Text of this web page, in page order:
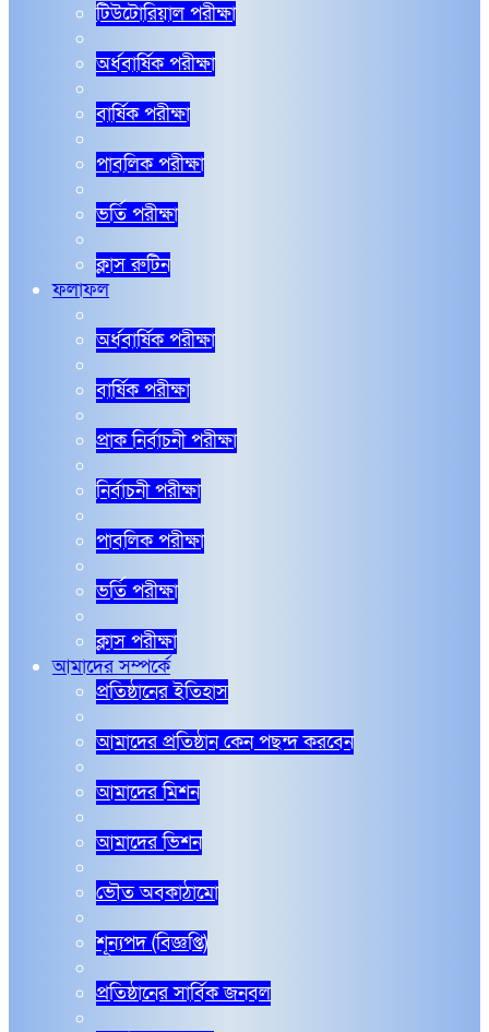
টিউটোরিয়াল পরীক্ষা
অর্ধবার্ষিক পরীক্ষা
বার্ষিক পরীক্ষা
পাবলিক পরীক্ষা
ভর্তি পরীক্ষা
ক্লাস রুটিন
ফলাফল
অর্ধবার্ষিক পরীক্ষা
বার্ষিক পরীক্ষা
প্রাক নির্বাচনী পরীক্ষা
নির্বাচনী পরীক্ষা
পাবলিক পরীক্ষা
ভর্তি পরীক্ষা
ক্লাস পরীক্ষা
আমাদের সম্পর্কে
প্রতিষ্ঠানের ইতিহাস
আমাদের প্রতিষ্ঠান কেন পছন্দ করবেন
আমাদের মিশন
আমাদের ভিশন
ভৌত অবকাঠামো
শূন্যপদ (বিজ্ঞপ্তি)
প্রতিষ্ঠানের সার্বিক জনবল